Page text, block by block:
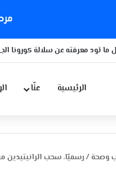
ما تود معرفته عن سلالة كورونا
الرئيسية عنّا
وصحة /رسميًا، سحب